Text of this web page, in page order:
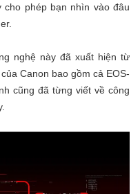
cho phép bạn nhìn vào đâu
nghệ này đã xuất hiện từ
Canon bao gồm cả EOS-
cũng đã từng viết về công
.